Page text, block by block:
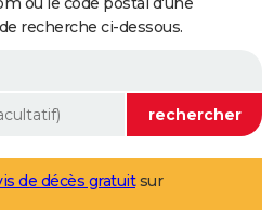
recherche ci-dessous.
de décès gratuitsur